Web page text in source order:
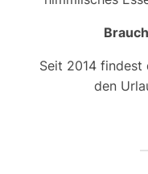
Seit 2014 findest
den